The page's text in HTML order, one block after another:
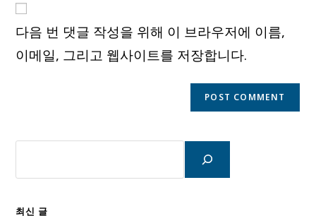
comment
URL
(optional)
다음 번 댓글 작성을 위해 이 브라우저에 이름,
이메일, 그리고 웹사이트를 저장합니다.
최신 글